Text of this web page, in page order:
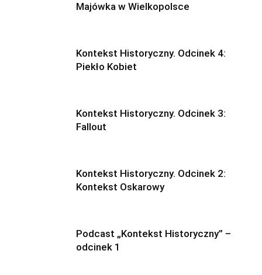
Majówka w Wielkopolsce
Kontekst Historyczny. Odcinek 4:
Piekło Kobiet
Kontekst Historyczny. Odcinek 3:
Fallout
Kontekst Historyczny. Odcinek 2:
Kontekst Oskarowy
Podcast „Kontekst Historyczny” –
odcinek 1